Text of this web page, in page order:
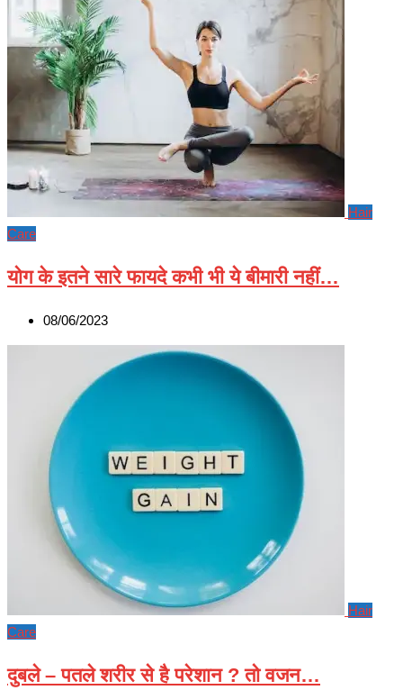
Hair
Care
योग के इतने सारे फायदे कभी भी ये बीमारी नहीं…
08/06/2023
Hair
Care
दुबले – पतले शरीर से है परेशान ? तो वजन…